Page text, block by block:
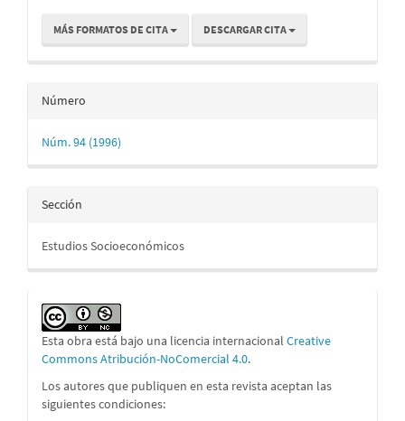
MÁS FORMATOS DE CITA DESCARGAR CITA
Número
Núm. 94 (1996)
Sección
Estudios Socioeconómicos
Esta obra está bajo una licencia internacional Creative
Commons Atribución-NoComercial 4.0.
Los autores que publiquen en esta revista aceptan las
siguientes condiciones: